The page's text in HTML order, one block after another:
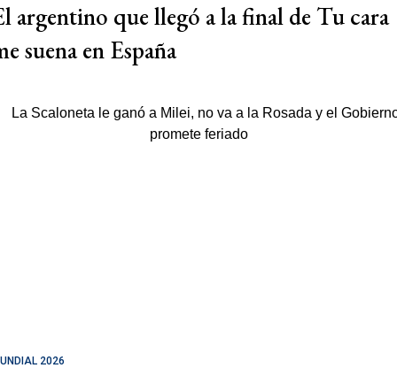
argentino que llegó a la final de Tu cara
suena en España
2026